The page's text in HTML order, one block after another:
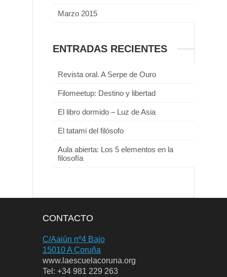
Marzo 2015
ENTRADAS RECIENTES
Revista oral. A Serpe de Ouro
Filomeetup: Destino y libertad
El libro dormido – Luz de Asia
El tatami del filósofo
Aula abierta: Los 5 elementos en la
filosofía
CONTACTO
C/Aaiún nº4 Bajo
15010 A Coruña
www.laescuelacoruna.org
Tel: +34 981 229 263